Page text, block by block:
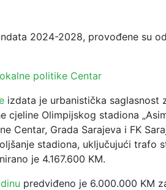
2024-2028, provođene su
politike Centar
izdata je urbanistička saglasnost
cjeline Olimpijskog stadiona
Centar, Grada Sarajeva i FK
stadiona, uključujući trafo
je 4.167.600 KM.
predviđeno je 6.000.000 KM